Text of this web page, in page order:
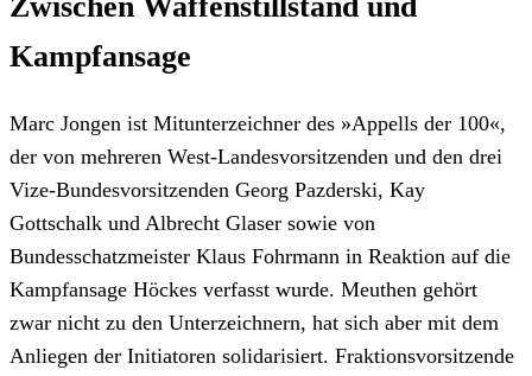
Kampfansage
Marc Jongen ist Mitunterzeichner des »Appells der 100«,
der von mehreren West-Landesvorsitzenden und den drei
Vize-Bundesvorsitzenden Georg Pazderski, Kay
Gottschalk und Albrecht Glaser sowie von
Bundesschatzmeister Klaus Fohrmann in Reaktion auf die
Kampfansage Höckes verfasst wurde. Meuthen gehört
zwar nicht zu den Unterzeichnern, hat sich aber mit dem
Anliegen der Initiatoren solidarisiert. Fraktionsvorsitzende